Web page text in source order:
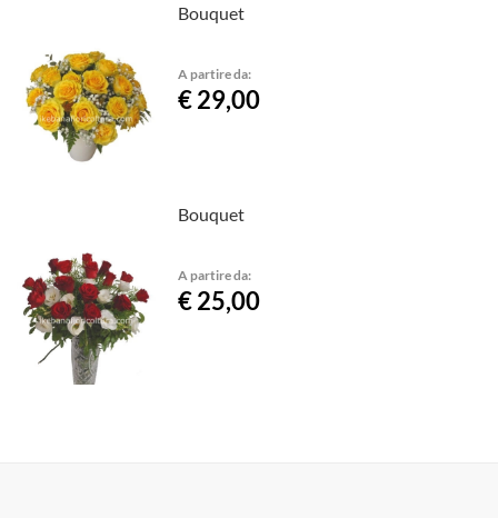
Bouquet
A partire da:
€ 29,00
Bouquet
A partire da:
€ 25,00